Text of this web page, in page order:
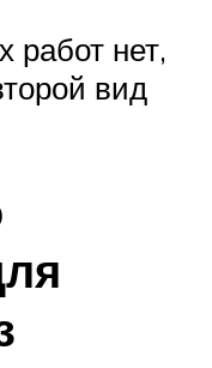
работ нет,
вид